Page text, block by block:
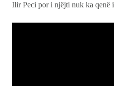
Ilir Peci por i njëjti nuk ka qenë i